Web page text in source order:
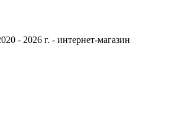
- 2026 г. - интернет-магазин